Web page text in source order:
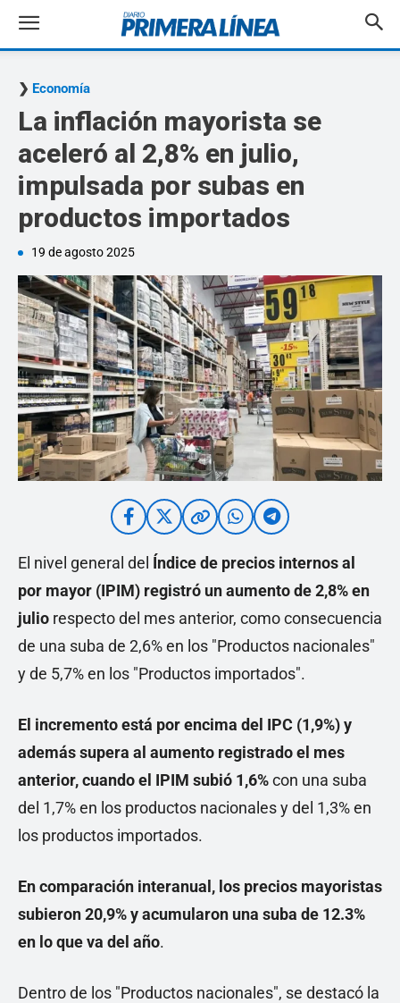
Economía
La inflación mayorista se
aceleró al 2,8% en julio,
impulsada por subas en
productos importados
19 de agosto 2025
El nivel general del Índice de precios internos al
por mayor (IPIM) registró un aumento de 2,8% en
julio respecto del mes anterior, como consecuencia
de una suba de 2,6% en los "Productos nacionales"
y de 5,7% en los "Productos importados".
El incremento está por encima del IPC (1,9%)y
además supera al aumento registrado el mes
anterior, cuando el IPIM subió 1,6%con una suba
del 1,7% en los productos nacionales y del 1,3% en
los productos importados.
En comparación interanual, los precios mayoristas
subieron 20,9% y acumularon una suba de 12.3%
en lo que va del año.
Dentro de los "Productos nacionales", se destacó la